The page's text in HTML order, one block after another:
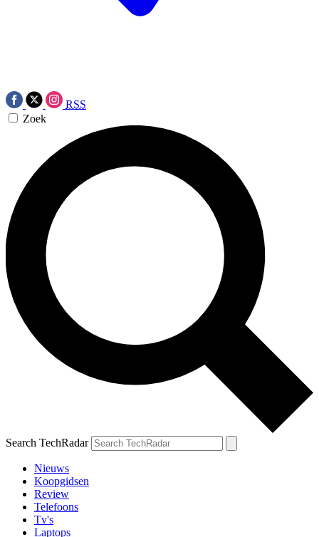
RSS
Zoek
Search TechRadar
Nieuws
Koopgidsen
Review
Telefoons
Tv's
Laptops